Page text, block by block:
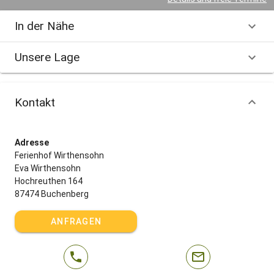
In der Nähe
Unsere Lage
Kontakt
Adresse
Ferienhof Wirthensohn
Eva Wirthensohn
Hochreuthen 164
87474 Buchenberg
ANFRAGEN